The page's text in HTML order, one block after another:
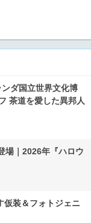
ダ国立世界文化博
茶道を愛した異邦人
場｜2026年『ハロウ
仮装＆フォトジェニ